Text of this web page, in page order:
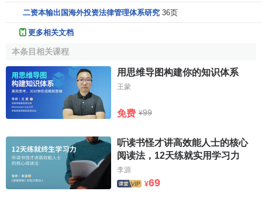
石油输出国组织的时间），它们是：阿尔及利亚（1969
年）、印度尼西亚（1962年）、伊朗（1960年）、伊拉克
（1960 年）、科威特（1960年）、利比亚（1962年）、尼
（1960年）、阿拉伯联合酋长国（1967年）和委内瑞拉（
1960年）。
石油输出国组织组织结构
石油输出国组织大会
石油输出国组织大会是该
组织的最高权力机构，各成员
二资本输出国海外投资法律管理体系研究 36页
更多相关文档
本条目相关课程
用思维导图构建你的知识体系
王蒙
免费 ¥99
听读书怪才讲高效能人士的核心
阅读法，12天练就实用学习力
李源
¥69